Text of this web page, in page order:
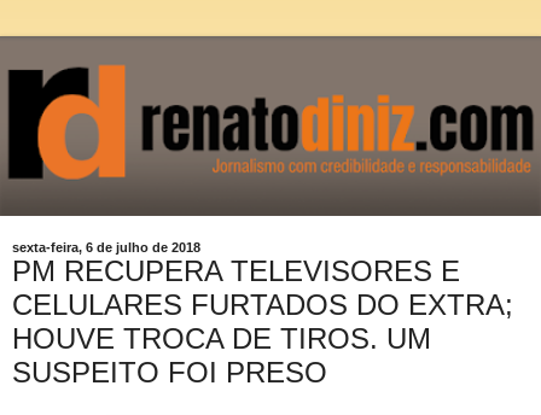
sexta-feira, 6 de julho de 2018
PM RECUPERA TELEVISORES E
CELULARES FURTADOS DO EXTRA;
HOUVE TROCA DE TIROS. UM
SUSPEITO FOI PRESO